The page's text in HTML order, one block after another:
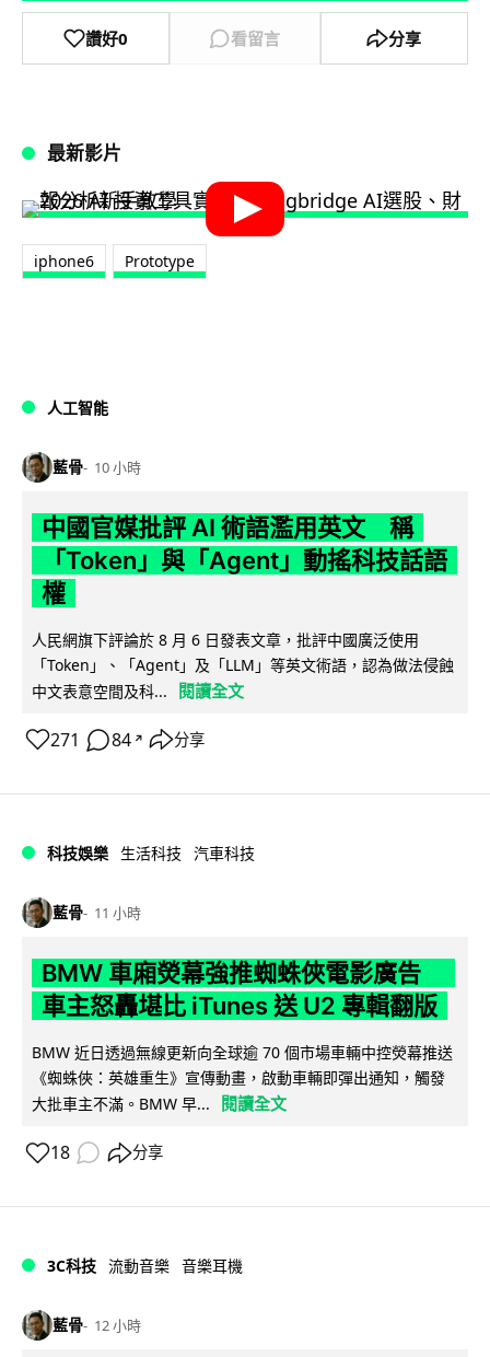
讚好0 看留言 分享
最新影片
iphone6 Prototype
人工智能
藍骨 10 小時
中國官媒批評 AI 術語濫用英文 稱
「Token」與「Agent」動搖科技話語
權
人民網旗下評論於 8 月 6 日發表文章，批評中國廣泛使用
「Token」、「Agent」及「LLM」等英文術語，認為做法侵蝕
中文表意空間及科...
閱讀全文
271 84 ↗ 分享
科技娛樂 生活科技 汽車科技
藍骨 11 小時
BMW 車廂熒幕強推蜘蛛俠電影廣告
車主怒轟堪比 iTunes 送 U2 專輯翻版
BMW 近日透過無線更新向全球逾 70 個市場車輛中控熒幕推送
《蜘蛛俠：英雄重生》宣傳動畫，啟動車輛即彈出通知，觸發
大批車主不滿。BMW 早...
閱讀全文
18 分享
3C科技 流動音樂 音樂耳機
藍骨 12 小時